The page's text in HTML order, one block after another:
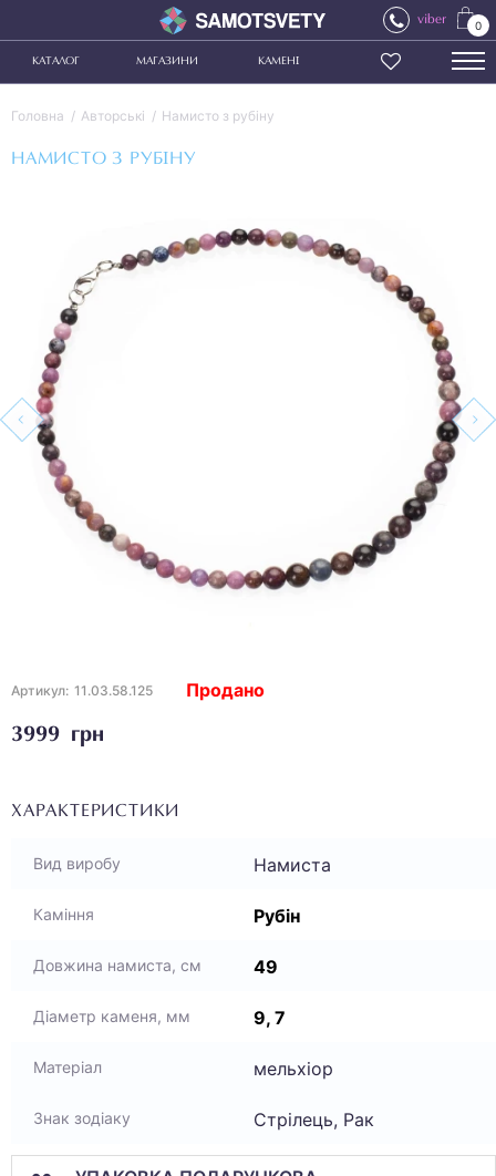
viber 0
КАТАЛОГ МАГАЗИНИ КАМЕНІ
Головна Авторські Намисто з рубіну
НАМИСТО З РУБІНУ
Артикул: 11.03.58.125
3999 грн
Продано
ХАРАКТЕРИСТИКИ
Вид виробу Намиста
Каміння Рубін
Довжина намиста, см 49
Діаметр каменя, мм 9, 7
Матеріал мельхіор
Знак зодіаку Стрілець, Рак